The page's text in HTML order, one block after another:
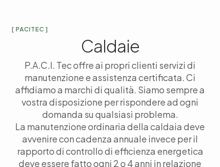
[ PACITEC ]
Caldaie
P.A.C.I. Tec offre ai propri clienti servizi di
manutenzione e assistenza certificata. Ci
affidiamo a marchi di qualità. Siamo sempre a
vostra disposizione per rispondere ad ogni
domanda su qualsiasi problema.
La manutenzione ordinaria della caldaia deve
avvenire con cadenza annuale invece per il
rapporto di controllo di efficienza energetica
deve essere fatto ogni 2 o 4 anni in relazione